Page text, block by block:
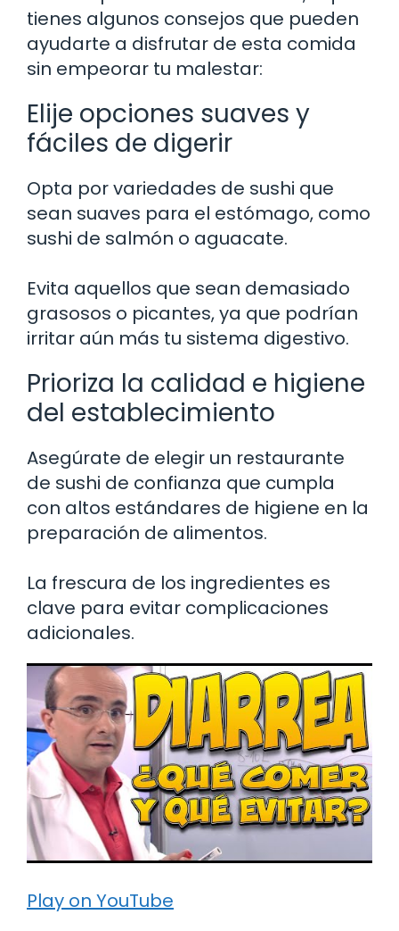
tienes algunos consejos que pueden
ayudarte a disfrutar de esta comida
sin empeorar tu malestar:
Elije opciones suaves y
fáciles de digerir
Opta por variedades de sushi que
sean suaves para el estómago, como
sushi de salmón o aguacate.
Evita aquellos que sean demasiado
grasosos o picantes, ya que podrían
irritar aún más tu sistema digestivo.
Prioriza la calidad e higiene
del establecimiento
Asegúrate de elegir un restaurante
de sushi de confianza que cumpla
con altos estándares de higiene en la
preparación de alimentos.
La frescura de los ingredientes es
clave para evitar complicaciones
adicionales.
Play on YouTube